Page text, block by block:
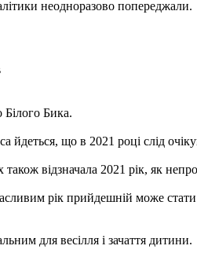
неодноразово попереджали.
Білого Бика.
йдеться, що в 2021 році слід
відзначала 2021 рік, як
рік прийдешній може стати
для весілля і зачаття дитини.